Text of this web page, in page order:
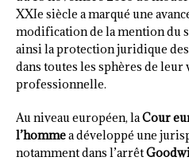
XXIe siècle a marqué une
modification de la mention du
ainsi la protection juridique
dans toutes les sphères de leur
professionnelle.
Au niveau européen, laCour
l’hommea développé une
notamment dans l’arrêt